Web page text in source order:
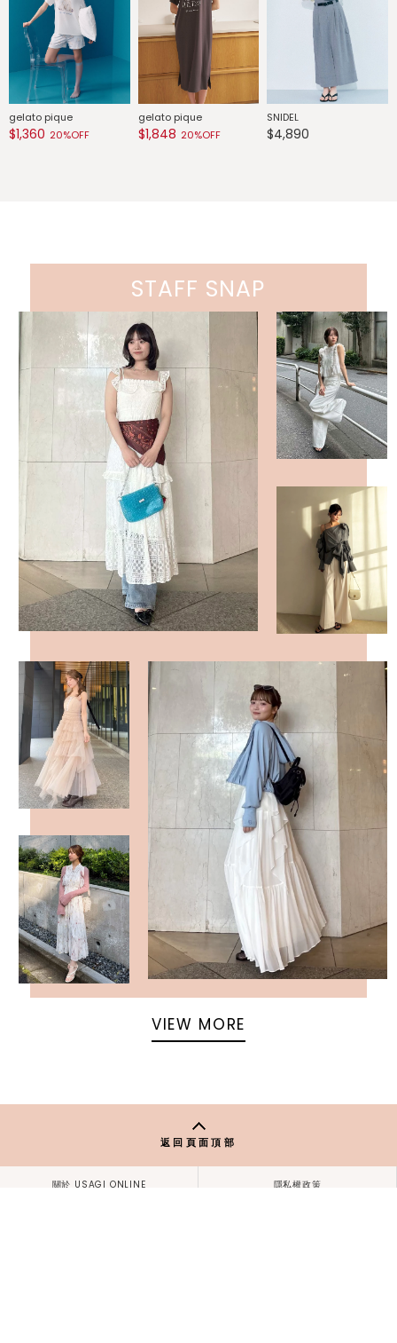
gelato pique
$1,360 20%OFF
gelato pique
$1,848 20%OFF
SNIDEL
$4,890
STAFF SNAP
VIEW MORE
返回頁面頂部
關於 USAGI ONLINE 隱私權政策